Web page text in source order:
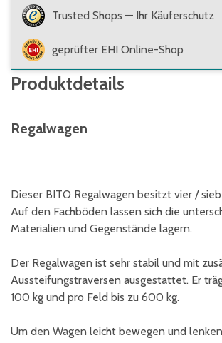
Trusted Shops — Ihr Käuferschutz
geprüfter EHI Online-Shop
Produktdetails
Regalwagen
Dieser BITO Regalwagen besitzt vier /
Auf den Fachböden lassen sich die
Materialien und Gegenstände lagern.
Der Regalwagen ist sehr stabil und mit
Aussteifungstraversen ausgestattet. Er
100 kg und pro Feld bis zu 600 kg.
Um den Wagen leicht bewegen und